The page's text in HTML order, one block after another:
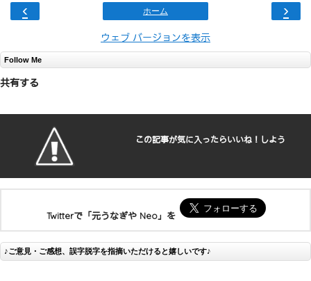
‹ ›
ホーム
ウェブ バージョンを表示
Follow Me
共有する
この記事が気に入ったらいいね！しよう
Twitterで「元うなぎや Neo」を
♪ご意見・ご感想、誤字脱字を指摘いただけると嬉しいです♪